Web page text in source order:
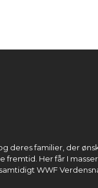
deres familier, der
fremtid. Her får I
WWF